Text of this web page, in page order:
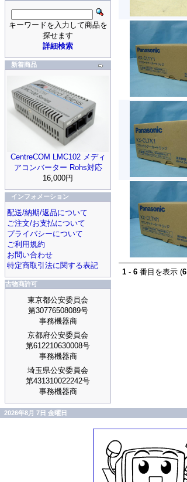
キーワードを入力して商品を
探せます
詳細検索
新着商品
CentreCOM LMC102 メディ
アコンバーター Rohs対応
16,000円
インフォメーション
配送/納期/返品について
ご注文/お支払について
プライバシーについて
ご利用規約
お問い合わせ
特定商取引法に関する表記
古物商許可
東京都公安委員会
第30776508089号
事務機器商
京都府公安委員会
第612210630008号
事務機器商
埼玉県公安委員会
第431310022242号
事務機器商
1 - 6 番目を表示 (6
2026年8月 7日 金曜日